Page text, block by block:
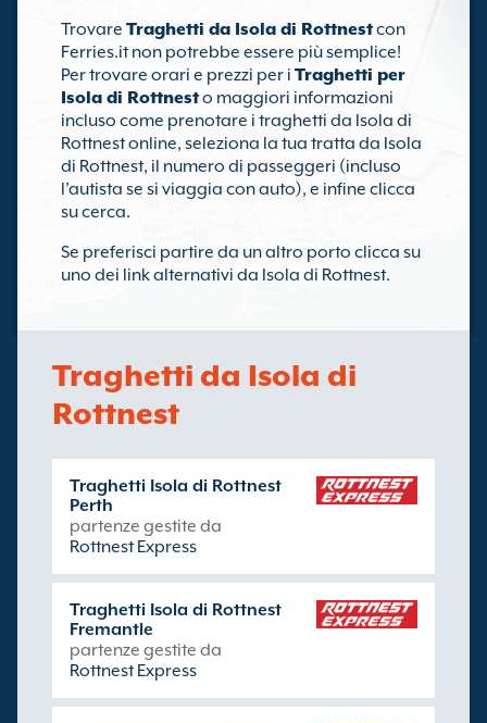
Trovare Traghetti da Isola di Rottnestcon
Ferries.it non potrebbe essere più semplice!
Per trovare orari e prezzi per i Traghetti per
Isola di Rottnesto maggiori informazioni
incluso come prenotare i traghetti da Isola di
Rottnest online, seleziona la tua tratta da Isola
di Rottnest, il numero di passeggeri (incluso
l’autista se si viaggia con auto), e infine clicca
su cerca.
Se preferisci partire da un altro porto clicca su
uno dei link alternativi da Isola di Rottnest.
Traghetti da Isola di
Rottnest
Traghetti Isola di Rottnest
Perth
partenze gestite da
Rottnest Express
Traghetti Isola di Rottnest
Fremantle
partenze gestite da
Rottnest Express